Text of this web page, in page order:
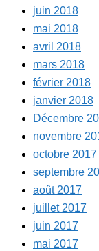
juin 2018
mai 2018
avril 2018
mars 2018
février 2018
janvier 2018
Décembre
novembre
octobre 2017
septembre
août 2017
juillet 2017
juin 2017
mai 2017